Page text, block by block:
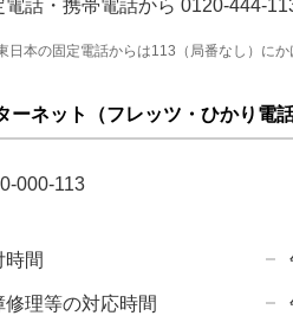
電話・携帯電話から 0120-444-
日本の固定電話からは113（局番なし）に
ーネット（フレッツ・ひかり電
000-113
時間
修理等の対応時間